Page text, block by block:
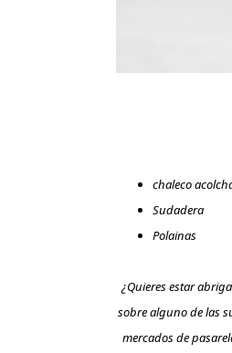
chaleco
Sudadera
Polainas
¿Quieres estar
sobre alguno de las
mercados de